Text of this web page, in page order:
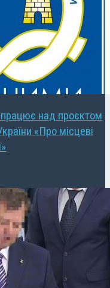
працює над проєктом
«Про місцеві